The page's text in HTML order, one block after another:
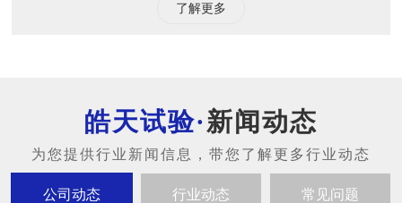
了解更多
新闻动态
公司动态 行业动态 常见问题